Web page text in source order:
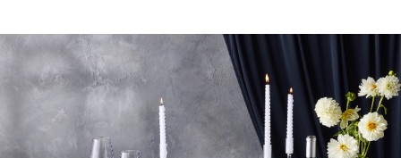
la partie supérieure. Remplissez le moulin de gros sel ou de
poivre en grains et replacer la partie supérieure et le bouton en
métal.
Ajustement : tournez le bouton en métal dans les sens des
aiguilles d'une montre pour moudre plus finement et dans le sens
inverse pour moudre plus grossièrement.